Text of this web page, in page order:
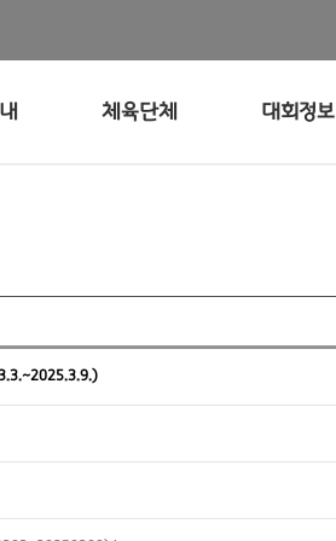
체육단체 대회정보